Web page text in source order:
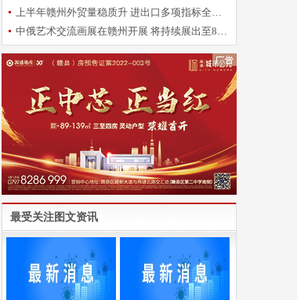
上半年赣州外贸量稳质升 进出口多项指标全省靠前
中俄艺术交流画展在赣州开展 将持续展出至8月28日
最受关注图文资讯